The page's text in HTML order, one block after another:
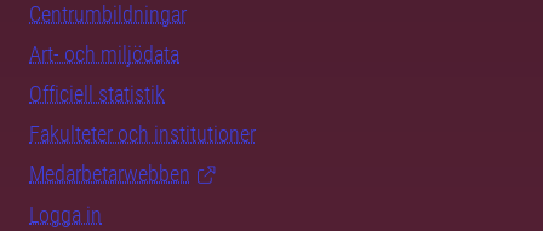
Centrumbildningar
Art- och miljödata
Officiell statistik
Fakulteter och institutioner
Medarbetarwebben
Logga in